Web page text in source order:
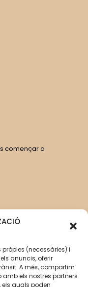
(necessàries) i
anuncis, oferir
A més, compartim
els nostres partners
els quals poden
començar a